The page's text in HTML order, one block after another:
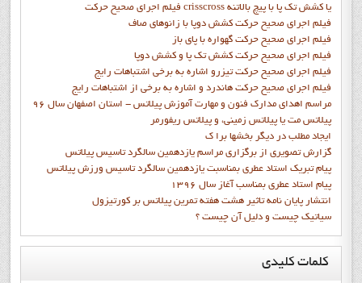
فيلم اجراي صحيح حركت crisscross يا كشش تك پا با پيچ بالاتنه
فيلم اجراي صحيح حرکت كشش دوپا با زانوهاي صاف
فيلم اجراي صحيح حرکت گهواره با پاي باز
فيلم اجراي صحيح حرکت کشش تک پا و کشش دوپا
فيلم اجراي صحيح حرکت تيزرو اشاره به برخي اشتباهات رايج
فيلم اجراي صحيح حرکت هاندرد و اشاره به برخي از اشتباهات رايج
مراسم اهدای مدارک فنون و مهارت آموزش پیلاتس - استان اصفهان سال 96
پیلاتس مت یا پیلاتس زمینی، و پیلاتس ریفورمر
ايجاد مطلب در ديگر بخشها برا ک
گزارش تصويري از برگزاري مراسم يازدهمين سالگرد تاسيس پيلاتس
پيام تبريک استاد عطري بمناسبت يازدهمين سالگرد تاسيس ورزش پيلاتس
پيام استاد عطري بمناسب آغاز سال 1396
انتشار پايان نامه تاثیر هشت هفته تمرین پیلاتس بر کورتیزول
سیاتیک چیست و دلیل آن چیست ؟
کلماتکلیدی